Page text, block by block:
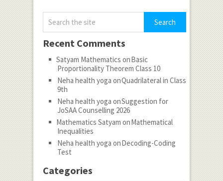
Recent Comments
Satyam Mathematics onBasic
Proportionality Theorem Class 10
Neha health yoga onQuadrilateral in Class
9th
Neha health yoga onSuggestion for
JoSAA Counselling 2026
Mathematics Satyam onMathematical
Inequalities
Neha health yoga onDecoding-Coding
Test
Categories